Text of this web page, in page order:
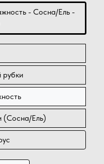
- Сосна/Ель -
рубки
(Сосна/Ель)